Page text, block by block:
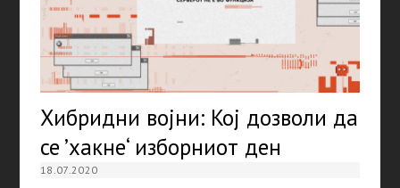
Хибридни војни: Кој дозволи да
се ’хакне‘ изборниот ден
18.07.2020